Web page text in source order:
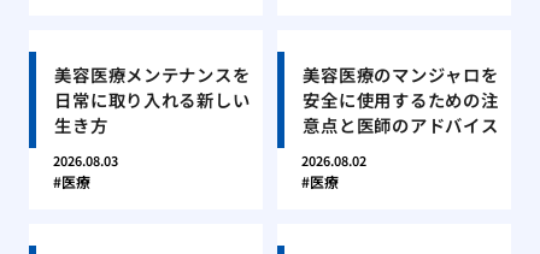
美容医療メンテナンスを
日常に取り入れる新しい
生き方
2026.08.03
医療
美容医療のマンジャロを
安全に使用するための注
意点と医師のアドバイス
2026.08.02
医療